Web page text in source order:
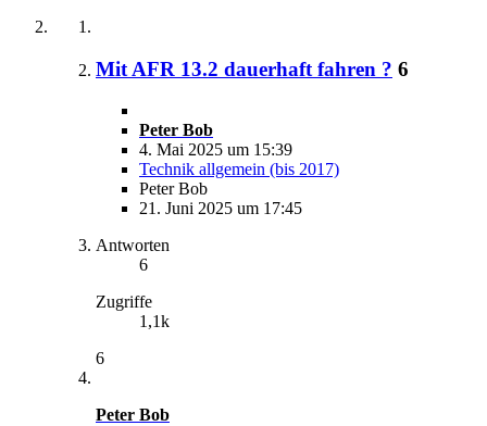
Mit AFR 13.2 dauerhaft fahren ? 6
Peter Bob
4. Mai 2025 um 15:39
Technik allgemein (bis 2017)
Peter Bob
21. Juni 2025 um 17:45
Antworten
6
Zugriffe
1,1k
6
Peter Bob